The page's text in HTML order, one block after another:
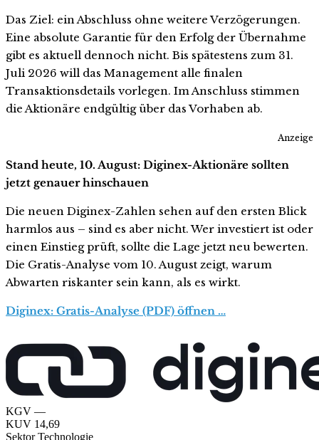
Das Ziel: ein Abschluss ohne weitere Verzögerungen.
Eine absolute Garantie für den Erfolg der Übernahme
gibt es aktuell dennoch nicht. Bis spätestens zum 31.
Juli 2026 will das Management alle finalen
Transaktionsdetails vorlegen. Im Anschluss stimmen
die Aktionäre endgültig über das Vorhaben ab.
Anzeige
Stand heute, 10. August: Diginex-Aktionäre sollten
jetzt genauer hinschauen
Die neuen Diginex-Zahlen sehen auf den ersten Blick
harmlos aus – sind es aber nicht. Wer investiert ist oder
einen Einstieg prüft, sollte die Lage jetzt neu bewerten.
Die Gratis-Analyse vom 10. August zeigt, warum
Abwarten riskanter sein kann, als es wirkt.
Diginex: Gratis-Analyse (PDF) öffnen …
KGV —
KUV 14,69
Sektor Technologie